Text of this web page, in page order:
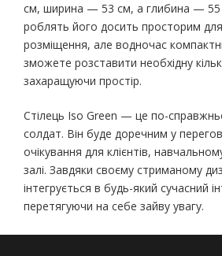
см, ширина — 53 см, а глибина — 55
роблять його досить просторим
розміщення, але водночас
зможете розставити необхідну
захаращуючи простір.
Стілець Iso Green — це по-
солдат. Він буде доречним у
очікування для клієнтів,
залі. Завдяки своєму стриманому
інтегрується в будь-який сучасний
перетягуючи на себе зайву увагу.